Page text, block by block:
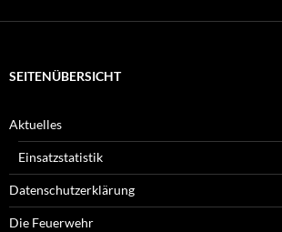
SEITENÜBERSICHT
Aktuelles
Einsatzstatistik
Datenschutzerklärung
Die Feuerwehr